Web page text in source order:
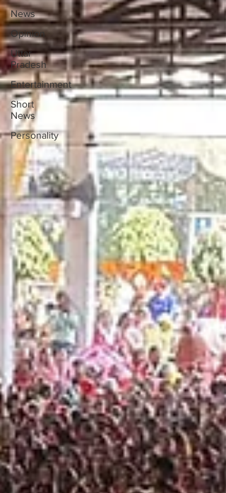
News
Opinion
Uttar
Pradesh
Entertainment
Short
News
Personality